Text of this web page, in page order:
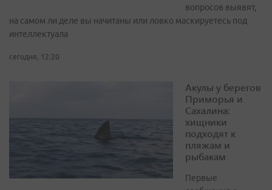
вопросов выявят,
на самом ли деле вы начитаны или ловко маскируетесь под
интеллектуала
сегодня, 12:20
Акулы у берегов
Приморья и
Сахалина:
хищники
подходят к
пляжам и
рыбакам
Первые